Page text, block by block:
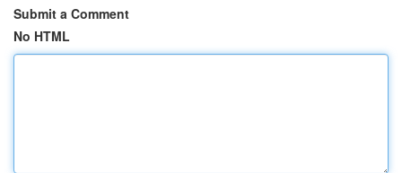
Submit a Comment
No HTML